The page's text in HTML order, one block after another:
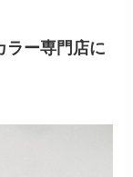
ラー専門店に